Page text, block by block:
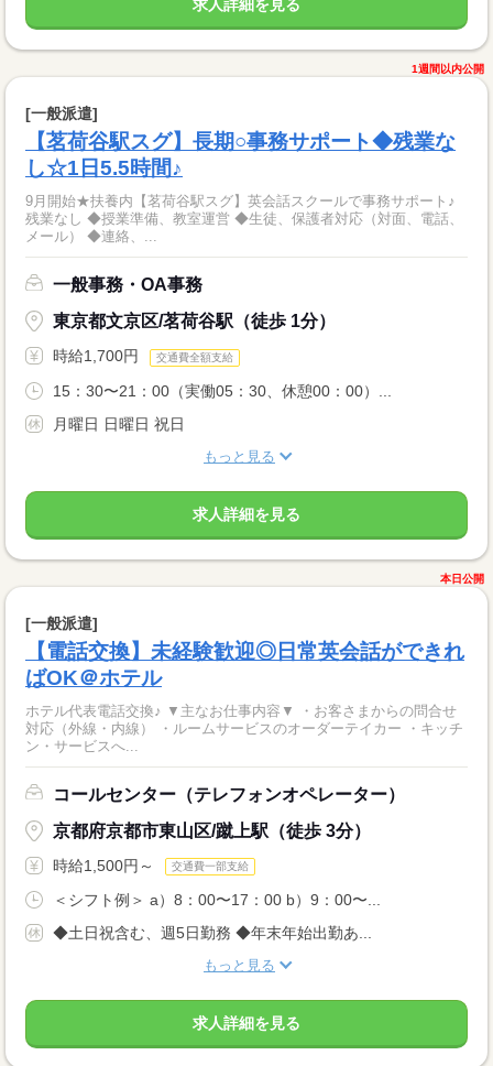
求人詳細を見る
1週間以内公開
[一般派遣]
【茗荷谷駅スグ】長期○事務サポート◆残業な
し☆1日5.5時間♪
9月開始★扶養内【茗荷谷駅スグ】英会話スクールで事務サポート♪
残業なし ◆授業準備、教室運営 ◆生徒、保護者対応（対面、電話、
メール） ◆連絡、...
一般事務・OA事務
東京都文京区/茗荷谷駅（徒歩 1分）
時給1,700円 交通費全額支給
15：30〜21：00（実働05：30、休憩00：00）...
月曜日 日曜日 祝日
もっと見る
求人詳細を見る
本日公開
[一般派遣]
【電話交換】未経験歓迎◎日常英会話ができれ
ばOK＠ホテル
ホテル代表電話交換♪ ▼主なお仕事内容▼ ・お客さまからの問合せ
対応（外線・内線） ・ルームサービスのオーダーテイカー ・キッチ
ン・サービスへ...
コールセンター（テレフォンオペレーター）
京都府京都市東山区/蹴上駅（徒歩 3分）
時給1,500円～ 交通費一部支給
＜シフト例＞ a）8：00〜17：00 b）9：00〜...
◆土日祝含む、週5日勤務 ◆年末年始出勤あ...
もっと見る
求人詳細を見る